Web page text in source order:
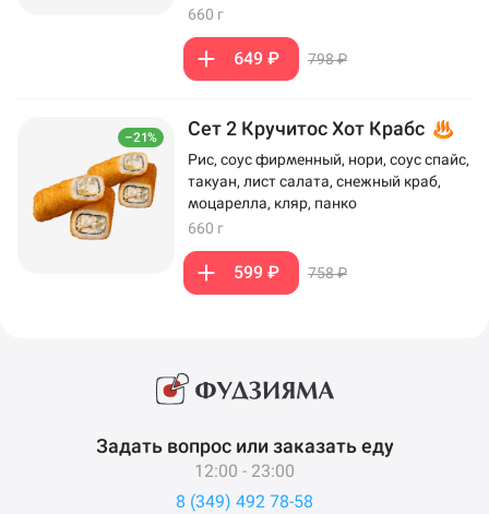
660 г
649 ₽ 798 ₽
–21% Сет 2 Кручитос Хот Крабс
Рис, соус фирменный, нори, соус спайс,
такуан, лист салата, снежный краб,
моцарелла, кляр, панко
660 г
599 ₽ 758 ₽
Задать вопрос или заказать еду
12:00 - 23:00
8 (349) 492 78-58